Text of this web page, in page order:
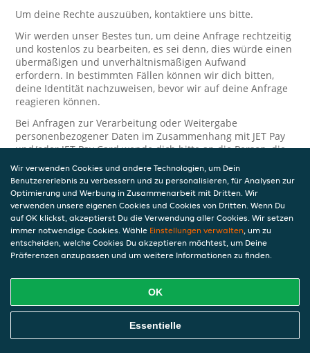
Um deine Rechte auszuüben, kontaktiere uns bitte.
Wir werden unser Bestes tun, um deine Anfrage rechtzeitig
und kostenlos zu bearbeiten, es sei denn, dies würde einen
übermäßigen und unverhältnismäßigen Aufwand
erfordern. In bestimmten Fällen können wir dich bitten,
deine Identität nachzuweisen, bevor wir auf deine Anfrage
reagieren können.
Bei Anfragen zur Verarbeitung oder Weitergabe
personenbezogener Daten im Zusammenhang mit JET Pay
und/oder JET Pay Card wende dich bitte an die Person, die
dir das JET Pay-Guthaben gewährt (das kann dein
Arbeitgeber, Geschäftspartner usw. sein). Dies ist
erforderlich, da JET und die Person, die dir das Guthaben
gewährt, eine separate Verantwortung für die Verarbeitung
und den Schutz deiner personenbezogenen Daten haben.
Solltest du weitere Fragen oder Beschwerden in Bezug auf
die Verarbeitung deiner personenbezogenen Daten haben,
kontaktieren wir dich gerne. Wir würden uns auch über
Tipps oder Vorschläge zur Verbesserung unserer Erklärung
Sicherheit
Wir verwenden Cookies und andere Technologien, um Dein
Benutzererlebnis zu verbessern und zu personalisieren, für Analysen zur
Optimierung und Werbung in Zusammenarbeit mit Dritten. Wir
verwenden unsere eigenen Cookies und Cookies von Dritten. Wenn Du
auf OK klickst, akzeptierst Du die Verwendung aller Cookies. Wir setzen
immer notwendige Cookies. Wähle Einstellungen verwalten, um zu
entscheiden, welche Cookies Du akzeptieren möchtest, um Deine
Präferenzen anzupassen und um weitere Informationen zu finden.
OK
Essentielle